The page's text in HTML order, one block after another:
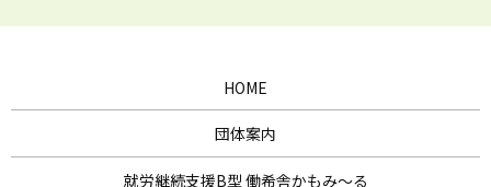
HOME
団体案内
就労継続支援B型 働希舎かもみ～る